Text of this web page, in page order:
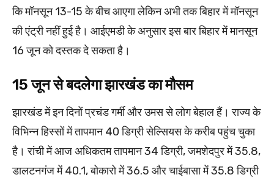
कि मॉनसून 13-15 के बीच आएगा लेकिन अभी तक बिहार में मॉनसून
की एंट्री नहीं हुई है। आईएमडी के अनुसार इस बार बिहार में मानसून
16 जून को दस्तक दे सकता है।
15 जून से बदलेगा झारखंड का मौसम
झारखंड में इन दिनों प्रचंड गर्मी और उमस से लोग बेहाल हैं। राज्य के
विभिन्न हिस्सों में तापमान 40 डिग्री सेल्सियस के करीब पहुंच चुका
है। रांची में आज अधिकतम तापमान 34 डिग्री, जमशेदपुर में 35.8,
डालटनगंज में 40.1, बोकारो में 36.5 और चाईबासा में 35.8 डिग्री